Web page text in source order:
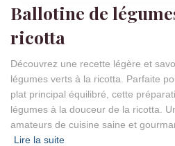
Ballotine de
ricotta
Découvrez une recette légère et
légumes verts à la ricotta. Parfaite
plat principal équilibré, cette
légumes à la douceur de la ricotta.
amateurs de cuisine saine et
Lire la suite